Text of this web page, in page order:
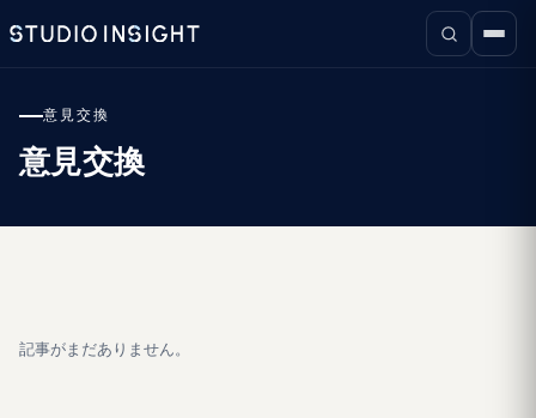
意見交換
意見交換
記事がまだありません。